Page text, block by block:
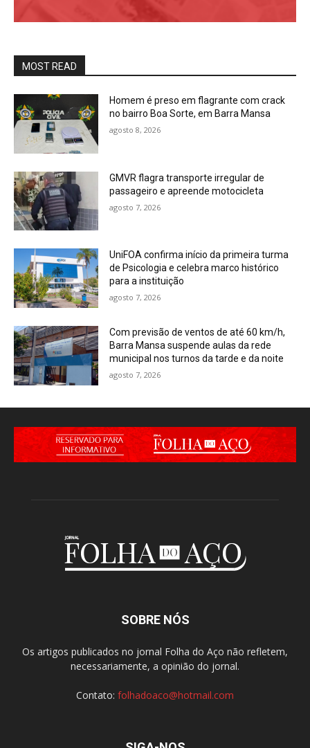
MOST READ
Homem é preso em flagrante com crack
no bairro Boa Sorte, em Barra Mansa
agosto 8, 2026
GMVR flagra transporte irregular de
passageiro e apreende motocicleta
agosto 7, 2026
UniFOA confirma início da primeira turma
de Psicologia e celebra marco histórico
para a instituição
agosto 7, 2026
Com previsão de ventos de até 60 km/h,
Barra Mansa suspende aulas da rede
municipal nos turnos da tarde e da noite
agosto 7, 2026
SOBRE NÓS
Os artigos publicados no jornal Folha do Aço não refletem,
necessariamente, a opinião do jornal.
Contato: folhadoaco@hotmail.com